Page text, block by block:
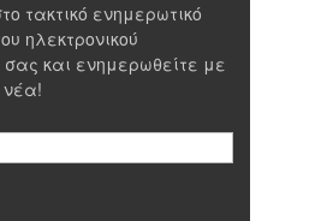
τακτικό ενημερωτικό
ηλεκτρονικού
σας και ενημερωθείτε με
νέα!